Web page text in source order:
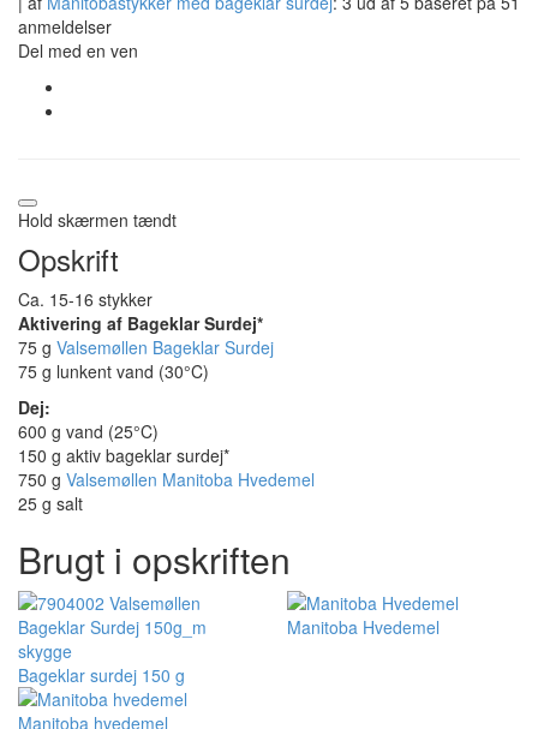
anmeldelser
Del med en ven
Hold skærmen tændt
Opskrift
Ca. 15-16 stykker
Aktivering af Bageklar Surdej*
75 g Valsemøllen Bageklar Surdej
75 g lunkent vand (30°C)
Dej:
600 g vand (25°C)
150 g aktiv bageklar surdej*
750 g Valsemøllen Manitoba Hvedemel
25 g salt
Brugt i opskriften
Bageklar surdej 150 g
Manitoba Hvedemel
Manitoba hvedemel